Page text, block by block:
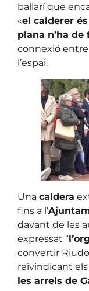
ballarí que
«el calderer
plana n’ha de
connexió entre
l’espai.
Una caldera
fins a l’
davant de les
expressat “
convertir
reivindicant els
les arrels de